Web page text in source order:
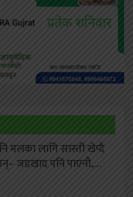
मलका लागि सास्ती खेप्दै
जडखाद पनि पाएनौ,…